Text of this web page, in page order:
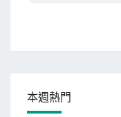
本週熱門